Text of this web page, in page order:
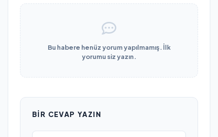
Bu habere henüz yorum yapılmamış. İlk
yorumu siz yazın.
BIR CEVAP YAZIN